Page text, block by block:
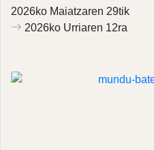
2026ko Maiatzaren 29tik
2026ko Urriaren 12ra